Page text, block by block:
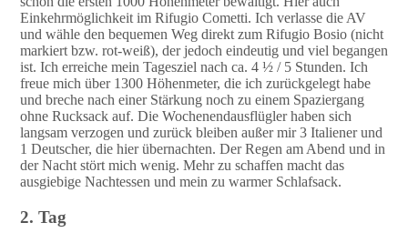
Einkehrmöglichkeit im Rifugio Cometti. Ich verlasse die AV
und wähle den bequemen Weg direkt zum Rifugio Bosio (nicht
markiert bzw. rot-weiß), der jedoch eindeutig und viel begangen
ist. Ich erreiche mein Tagesziel nach ca. 4 ½ / 5 Stunden. Ich
freue mich über 1300 Höhenmeter, die ich zurückgelegt habe
und breche nach einer Stärkung noch zu einem Spaziergang
ohne Rucksack auf. Die Wochenendausflügler haben sich
langsam verzogen und zurück bleiben außer mir 3 Italiener und
1 Deutscher, die hier übernachten. Der Regen am Abend und in
der Nacht stört mich wenig. Mehr zu schaffen macht das
ausgiebige Nachtessen und mein zu warmer Schlafsack.
2. Tag